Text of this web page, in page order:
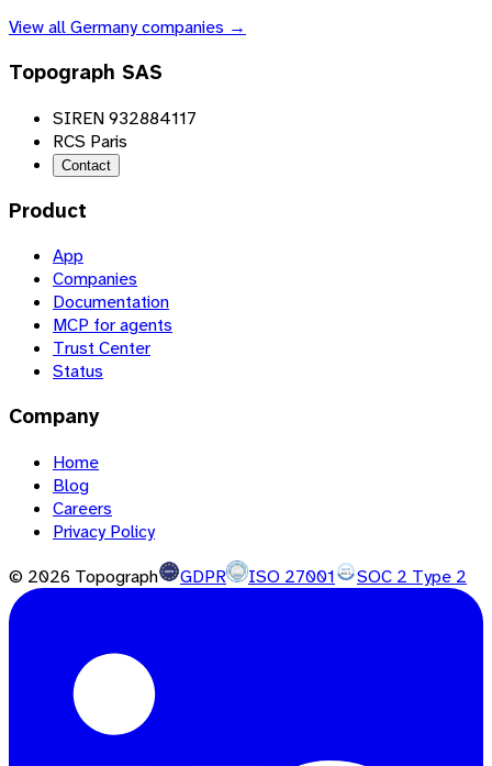
View allGermanycompanies →
Topograph SAS
SIREN 932884117
RCS Paris
Contact
Product
App
Companies
Documentation
MCP for agents
Trust Center
Status
Company
Home
Blog
Careers
Privacy Policy
© 2026 Topograph GDPR ISO 27001 SOC 2 Type 2